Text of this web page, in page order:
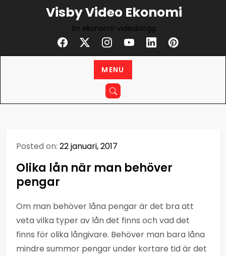
Visby Video Ekonomi
En ekonomi-videoblogg
MENU
Posted on: 22 januari, 2017
Olika lån när man behöver
pengar
Om man behöver låna pengar är det bra att
veta vilka typer av lån det finns och vad det
finns för olika långivare. Behöver man bara låna
mindre summor pengar under kortare tid är det